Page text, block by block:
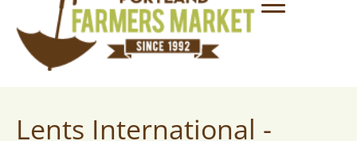
Lents International -